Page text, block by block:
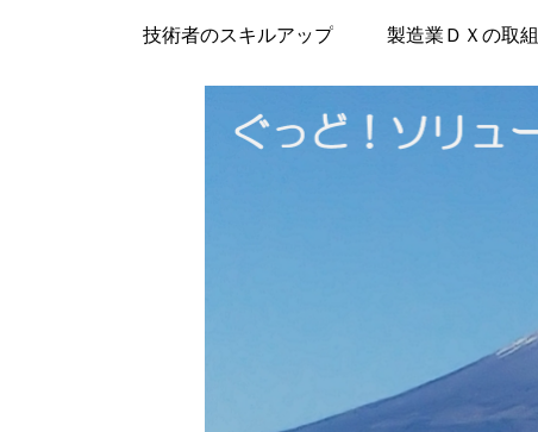
技術者のスキルアップ 製造業ＤＸの取組